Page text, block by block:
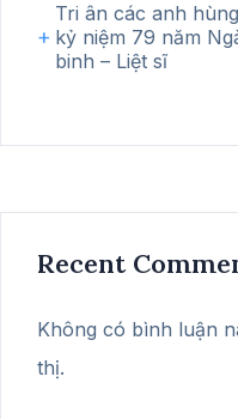
Tri ân các anh
kỷ niệm 79 năm
binh – Liệt sĩ
Recent
Không có bình luận
thị.